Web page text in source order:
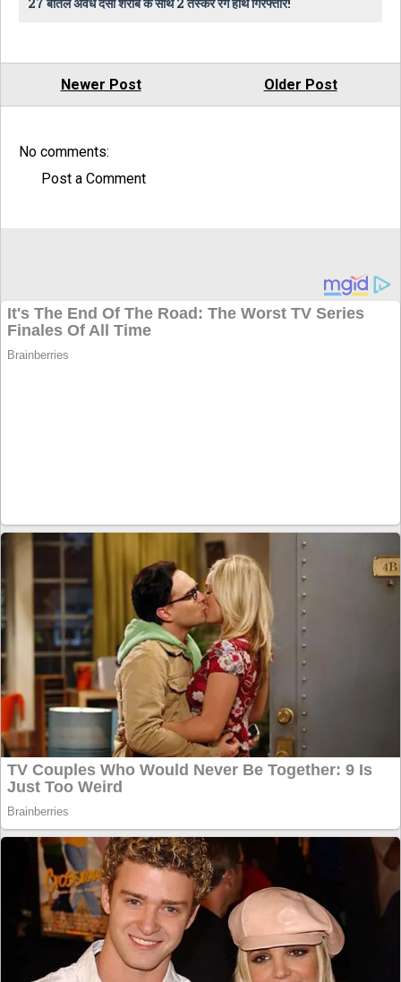
Newer Post Older Post
No comments:
Post a Comment